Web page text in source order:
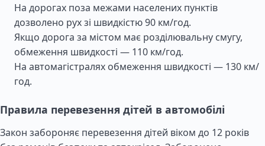
На дорогах поза межами населених пунктів
дозволено рух зі швидкістю 90 км/год.
Якщо дорога за містом має розділювальну смугу,
обмеження швидкості — 110 км/год.
На автомагістралях обмеження швидкості — 130 км/
год.
Правила перевезення дітей в автомобілі
Закон забороняє перевезення дітей віком до 12 років